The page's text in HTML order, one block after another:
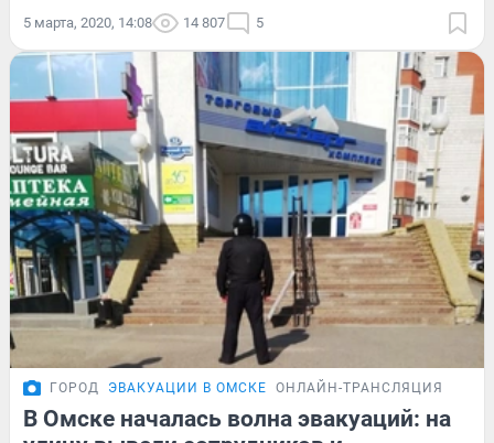
5 марта, 2020, 14:08 14 807 5
ГОРОД ЭВАКУАЦИИ В ОМСКЕ ОНЛАЙН-ТРАНСЛЯЦИЯ
В Омске началась волна эвакуаций: на